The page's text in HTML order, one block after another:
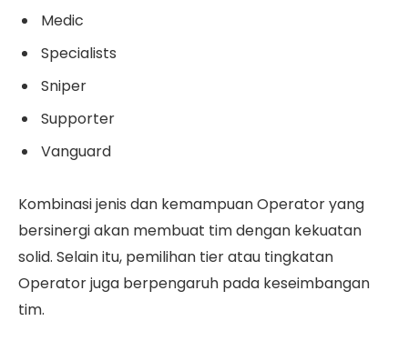
Medic
Specialists
Sniper
Supporter
Vanguard
Kombinasi jenis dan kemampuan Operator yang
bersinergi akan membuat tim dengan kekuatan
solid. Selain itu, pemilihan tier atau tingkatan
Operator juga berpengaruh pada keseimbangan
tim.